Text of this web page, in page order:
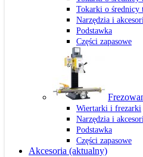
Tokarki o średnicy
Narzędzia i
Podstawka
Części zapasowe
Wiertarki i frezarki
Narzędzia i
Podstawka
Części zapasowe
Akcesoria (aktualny)